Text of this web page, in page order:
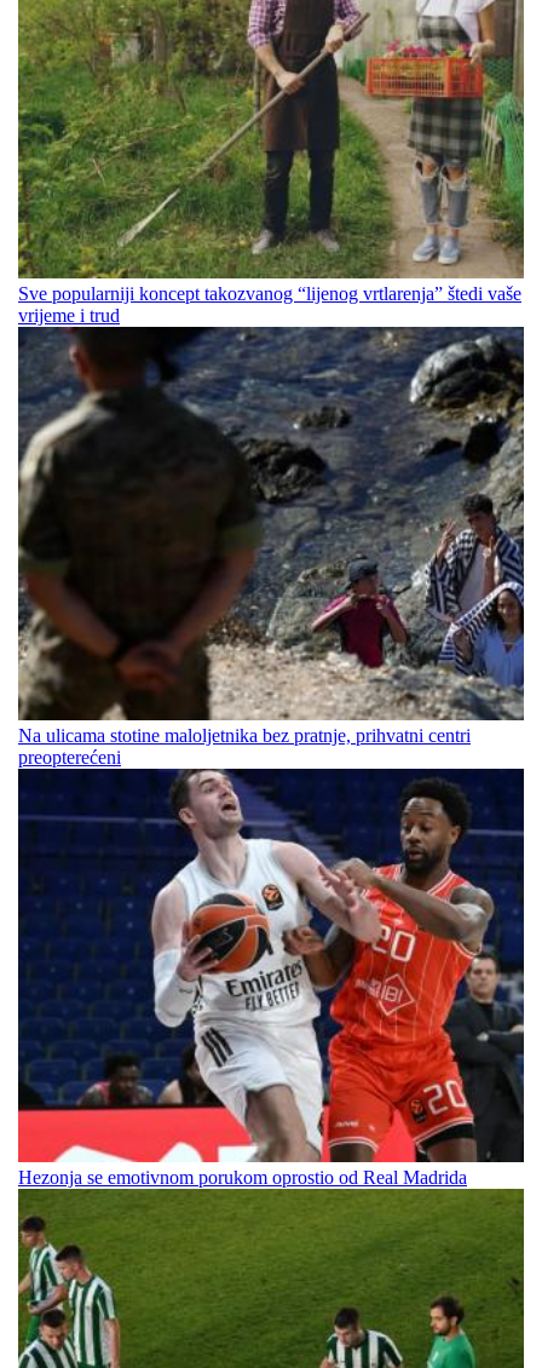
Sve popularniji koncept takozvanog “lijenog vrtlarenja” štedi vaše
vrijeme i trud
Na ulicama stotine maloljetnika bez pratnje, prihvatni centri
preopterećeni
Hezonja se emotivnom porukom oprostio od Real Madrida